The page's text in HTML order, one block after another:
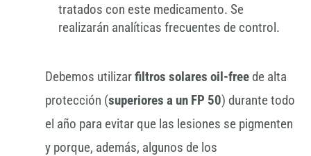
tratados con este medicamento. Se
realizarán analíticas frecuentes de control.
Debemos utilizarfiltros solares oil-free de alta
protección (superiores a un FP 50) durante todo
el año para evitar que las lesiones se pigmenten
y porque, además, algunos de los